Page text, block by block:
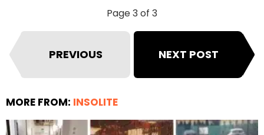
Page 3 of 3
PREVIOUS NEXT POST
MORE FROM: INSOLITE